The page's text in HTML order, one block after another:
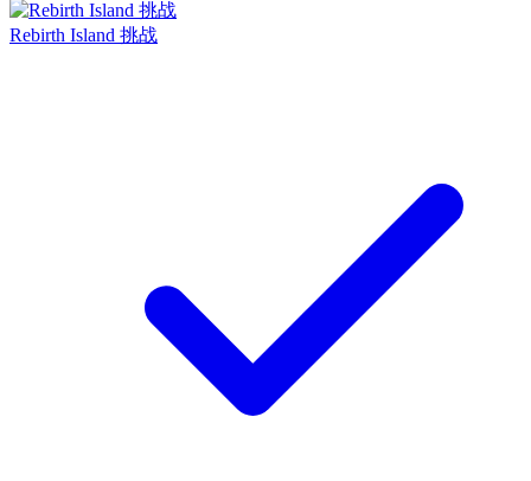
Rebirth Island 挑战